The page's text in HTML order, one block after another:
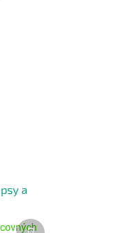
a
Ďalší